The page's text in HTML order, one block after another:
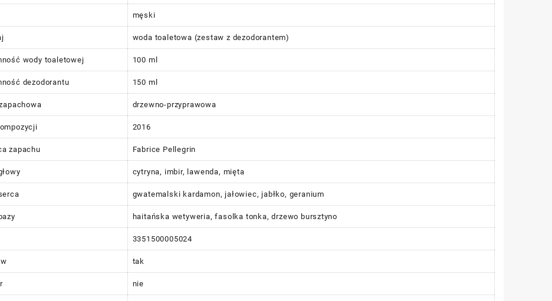
męski
woda toaletowa (zestaw z dezodorantem)
wody toaletowej 100 ml
dezodorantu 150 ml
drzewno-przyprawowa
2016
zapachu Fabrice Pellegrin
cytryna, imbir, lawenda, mięta
gwatemalski kardamon, jałowiec, jabłko, geranium
haitańska wetyweria, fasolka tonka, drzewo bursztyno
3351500005024
tak
nie